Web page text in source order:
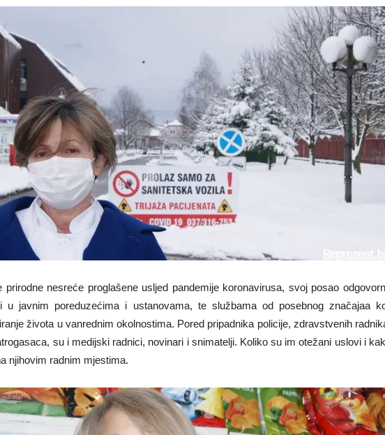
prirodne nesreće proglašene usljed pandemije koronavirusa, svoj posao
u javnim poreduzećima i ustanovama, te službama od posebnog značajaa
života u vanrednim okolnostima. Pored pripadnika policije, zdravstvenih
su i medijski radnici, novinari i snimatelji. Koliko su im otežani uslovi i
njihovim radnim mjestima.